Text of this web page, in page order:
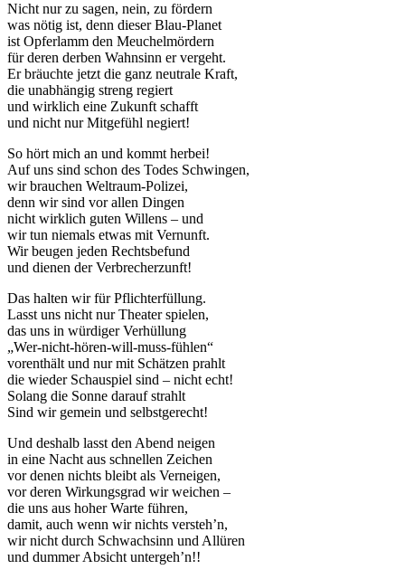
Nicht nur zu sagen, nein, zu fördern
was nötig ist, denn dieser Blau-Planet
ist Opferlamm den Meuchelmördern
für deren derben Wahnsinn er vergeht.
Er bräuchte jetzt die ganz neutrale Kraft,
die unabhängig streng regiert
und wirklich eine Zukunft schafft
und nicht nur Mitgefühl negiert!
So hört mich an und kommt herbei!
Auf uns sind schon des Todes Schwingen,
wir brauchen Weltraum-Polizei,
denn wir sind vor allen Dingen
nicht wirklich guten Willens – und
wir tun niemals etwas mit Vernunft.
Wir beugen jeden Rechtsbefund
und dienen der Verbrecherzunft!
Das halten wir für Pflichterfüllung.
Lasst uns nicht nur Theater spielen,
das uns in würdiger Verhüllung
„Wer-nicht-hören-will-muss-fühlen“
vorenthält und nur mit Schätzen prahlt
die wieder Schauspiel sind – nicht echt!
Solang die Sonne darauf strahlt
Sind wir gemein und selbstgerecht!
Und deshalb lasst den Abend neigen
in eine Nacht aus schnellen Zeichen
vor denen nichts bleibt als Verneigen,
vor deren Wirkungsgrad wir weichen –
die uns aus hoher Warte führen,
damit, auch wenn wir nichts versteh’n,
wir nicht durch Schwachsinn und Allüren
und dummer Absicht untergeh’n!!